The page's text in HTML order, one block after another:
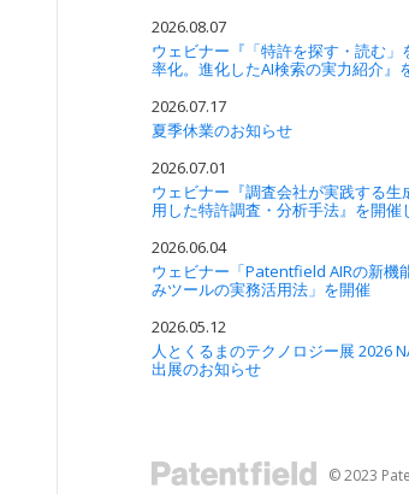
2026.08.07
ウェビナー『「特許を探す・読む」
率化。進化したAI検索の実力紹介』
2026.07.17
夏季休業のお知らせ
2026.07.01
ウェビナー『調査会社が実践する生
用した特許調査・分析手法』を開催
2026.06.04
ウェビナー「Patentfield AIRの新機
みツールの実務活用法」を開催
2026.05.12
人とくるまのテクノロジー展 2026
出展のお知らせ
© 2023